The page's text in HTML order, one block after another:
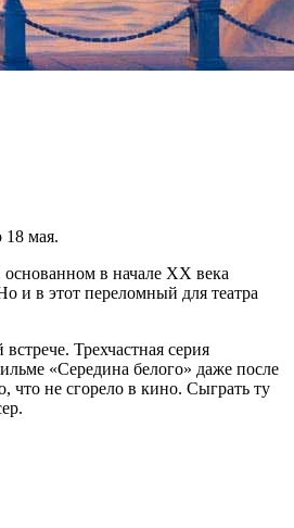
18 мая.
в начале XX века
и в этот переломный для театра
Трехчастная серия
«Середина белого» даже после
что не сгорело в кино. Сыграть ту